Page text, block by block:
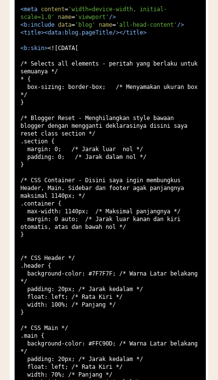
<meta content= 'width=device-width, initial-
scale=1.0'
name= 'viewport' />
<b:include data= 'blog' name= 'all-head-content' />
<title><data:blog.pageTitle/></title>
<b:skin><![CDATA[
/* Selects all elements - peritah yang berlaku untuk
semuanya */
* {
*/
}
/* Blogger Reset - Menghilangkan style bawaan
blogger dengan mengganti deklarasinya disini saya
reset class section */
.section {
}
/* CSS Container - Disini saya ingin membungkus
Header, Main, Sidebar dan footer agak panjangnya
maksimal 1140px; */
.container {
otomatis, atas dan bawah nol */
}
/* CSS Header */
.header {
*/
}
/* CSS Main */
.main {
*/